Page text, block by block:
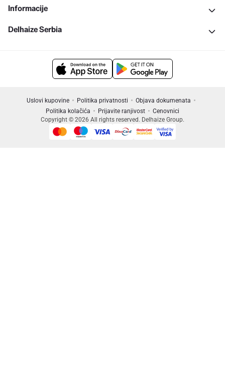
Informacije
Delhaize Serbia
Uslovi kupovine Politika privatnosti
Objava dokumenata
Politika kolačića
Prijavite ranjivost
Cenovnici
Copyright © 2026 All rights reserved. Delhaize Group.